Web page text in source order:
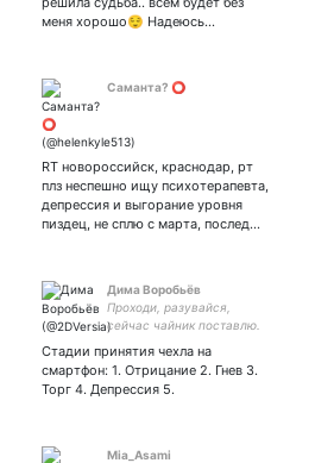
меня хорошо😌 Надеюсь…
Саманта? ⭕
RT новороссийск, краснодар, рт
плз неспешно ищу психотерапевта,
депрессия и выгорание уровня
пиздец, не сплю с марта, послед…
Дима Воробьёв
Проходи, разувайся,
сейчас чайник поставлю.
Стадии принятия чехла на
смартфон: 1. Отрицание 2. Гнев 3.
Торг 4. Депрессия 5.
Mia_Asami